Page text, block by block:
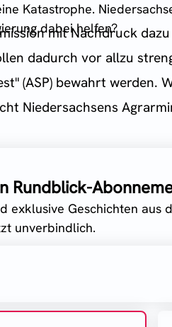
Katastrophe.
dabei helfen?
mit Nachdruck
dadurch vor allzu
(ASP) bewahrt werden.
Niedersachsens
Rundblick-
exklusive Geschichten aus
unverbindlich.